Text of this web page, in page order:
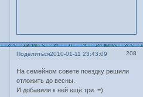
Поделиться 208
2010-01-11 23:43:09
На семейном совете поездку решили
отложить до весны.
И добавили к ней ещё три. =)